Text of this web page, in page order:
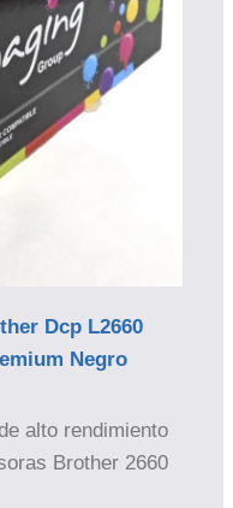
Dcp L2660
Negro
alto rendimiento
Brother 2660